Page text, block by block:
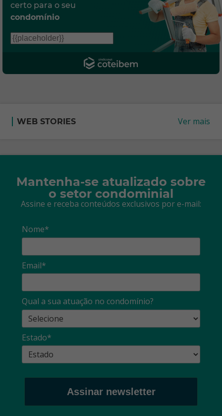
certo para o seu
condomínio
WEB STORIES Ver mais
Mantenha-se atualizado sobre
o setor condominial
Assine e receba conteúdos exclusivos por e-mail:
Nome*
Email*
Qual a sua atuação no condomínio?
Estado*
Assinar newsletter